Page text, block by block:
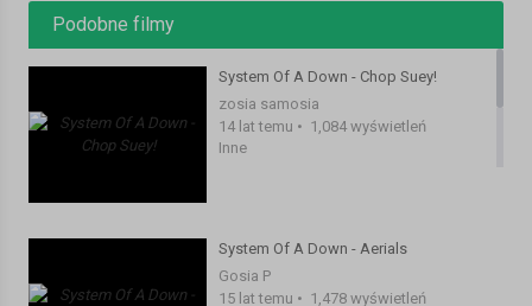
Podobne filmy
System Of A Down - Chop Suey!
zosia samosia
14 lat temu • 1,084 wyświetleń
Inne
System Of A Down - Aerials
Gosia P
15 lat temu • 1,478 wyświetleń